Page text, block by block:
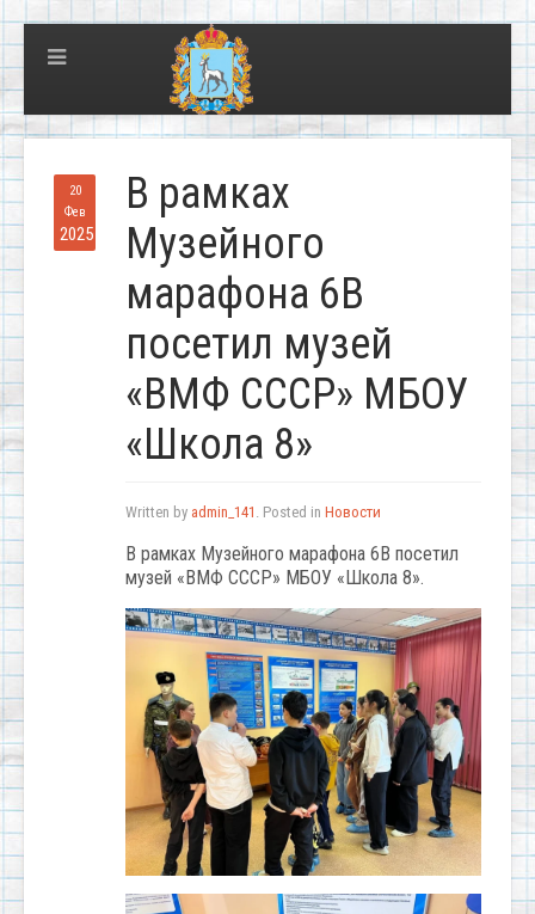
20
Фев
2025
В рамках
Музейного
марафона 6В
посетил музей
«ВМФ СССР» МБОУ
«Школа 8»
Written by admin_141 . Posted in Новости
В рамках Музейного марафона 6В посетил
музей «ВМФ СССР» МБОУ «Школа 8».